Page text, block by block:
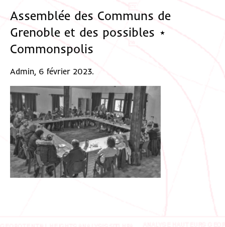
Assemblée des Communs de
Grenoble et des possibles ⋆
Commonspolis
Admin, 6 février 2023.